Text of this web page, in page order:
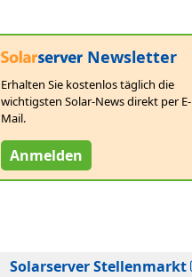
Newsletter
Erhalten Sie kostenlos täglich die
wichtigsten Solar-News direkt per E-
Mail.
Anmelden
Solarserver Stellenmarkt